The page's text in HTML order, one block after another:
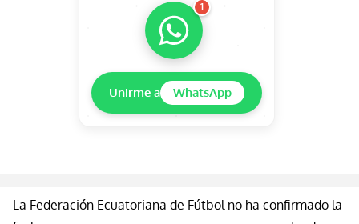
1
Unirme a WhatsApp
La Federación Ecuatoriana de Fútbol no ha confirmado la